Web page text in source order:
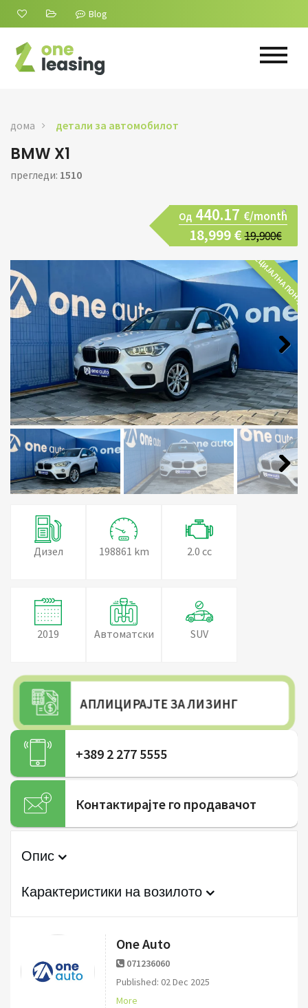
Blog
дома детали за автомобилот
BMW X1
прегледи: 1510
Од 440.17 €/month
18,999 €19,900€
СПЕЦИЈАЛНА
Next
Next
Дизел 198861 km 2.0 cc
2019 Автоматски SUV
АПЛИЦИРАЈТЕ ЗА ЛИЗИНГ
+389 2 277 5555
Контактирајте го продавачот
Опис
Карактеристики на возилото
One Auto
071236060
Published: 02 Dec 2025
More